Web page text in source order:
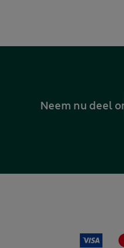
Neem nu deel